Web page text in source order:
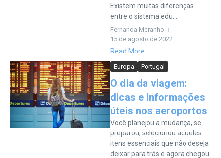
Existem muitas diferenças
entre o sistema edu...
Fernanda Moranho
15 de agosto de 2022
Read More
Europa Portugal
O dia da viagem:
dicas e informações
úteis nos aeroportos
Você planejou a mudança, se
preparou, selecionou aqueles
itens essenciais que não deseja
deixar para trás e agora chegou